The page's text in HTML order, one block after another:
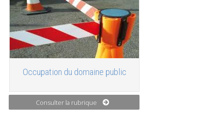
Occupation du domaine public
Consulter la rubrique